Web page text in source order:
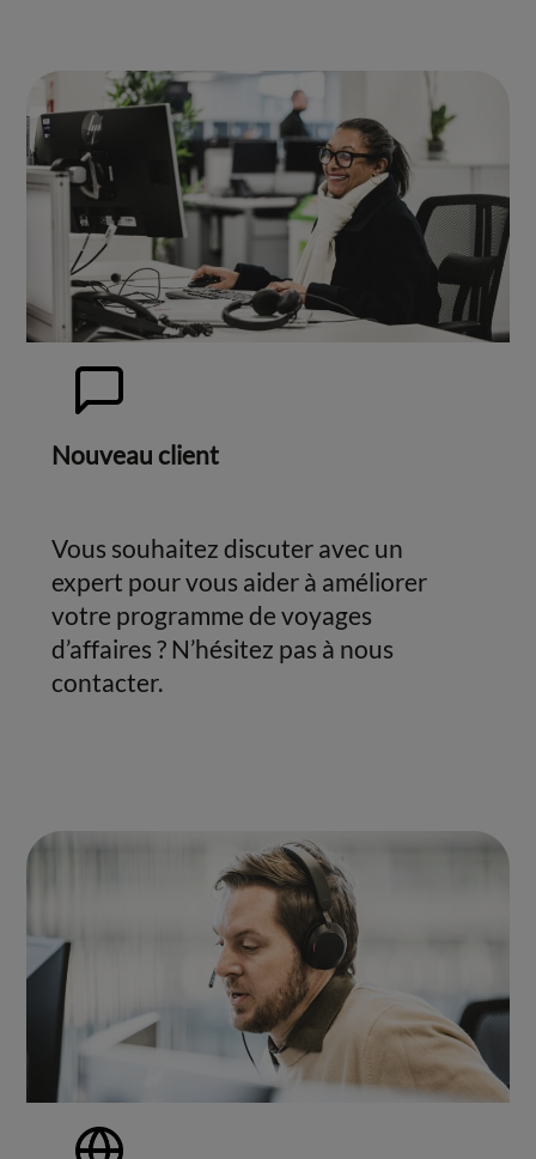
Nouveau client
Vous souhaitez discuter avec un
expert pour vous aider à améliorer
votre programme de voyages
d’affaires ? N’hésitez pas à nous
contacter.